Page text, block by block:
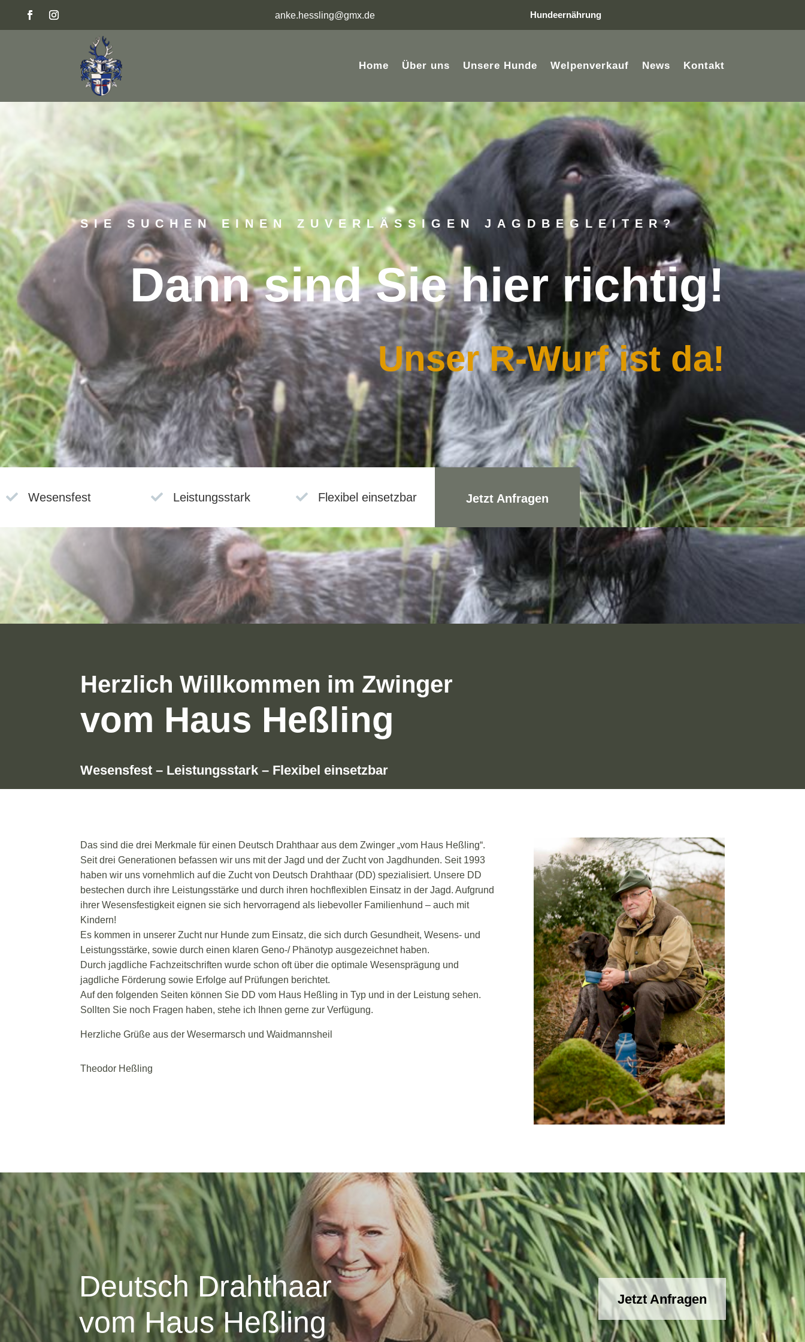
anke.hessling@gmx.de Hundeernährung
Home Über uns Unsere Hunde Welpenverkauf News Kontakt
SIE SUCHEN EINEN ZUVERLÄSSIGEN JAGDBEGLEITER?
Dann sind Sie hier richtig!
Unser R-Wurf ist da!
 Wesensfest  Leistungsstark  Flexibel einsetzbar Jetzt Anfragen
Herzlich Willkommen im Zwinger
vom Haus Heßling
Wesensfest – Leistungsstark – Flexibel einsetzbar
Das sind die drei Merkmale für einen Deutsch Drahthaar aus dem Zwinger „vom Haus Heßling“.
Seit drei Generationen befassen wir uns mit der Jagd und der Zucht von Jagdhunden. Seit 1993
haben wir uns vornehmlich auf die Zucht von Deutsch Drahthaar (DD) spezialisiert. Unsere DD
bestechen durch ihre Leistungsstärke und durch ihren hochflexiblen Einsatz in der Jagd. Aufgrund
ihrer Wesensfestigkeit eignen sie sich hervorragend als liebevoller Familienhund – auch mit
Kindern!
Es kommen in unserer Zucht nur Hunde zum Einsatz, die sich durch Gesundheit, Wesens- und
Leistungsstärke, sowie durch einen klaren Geno-/ Phänotyp ausgezeichnet haben.
Durch jagdliche Fachzeitschriften wurde schon oft über die optimale Wesensprägung und
jagdliche Förderung sowie Erfolge auf Prüfungen berichtet.
Auf den folgenden Seiten können Sie DD vom Haus Heßling in Typ und in der Leistung sehen.
Sollten Sie noch Fragen haben, stehe ich Ihnen gerne zur Verfügung.
Herzliche Grüße aus der Wesermarsch und Waidmannsheil
Theodor Heßling
Deutsch Drahthaar
vom Haus Heßling
Jetzt Anfragen